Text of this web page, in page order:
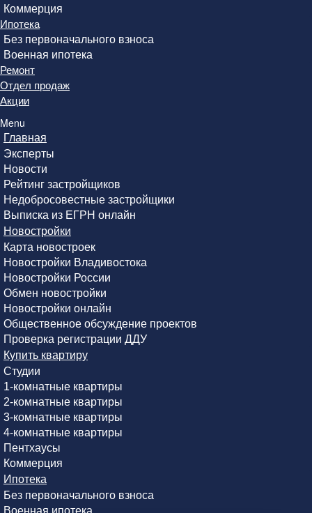
Коммерция
Ипотека
Без первоначального взноса
Военная ипотека
Ремонт
Отдел продаж
Акции
Menu
Главная
Эксперты
Новости
Рейтинг застройщиков
Недобросовестные застройщики
Выписка из ЕГРН онлайн
Новостройки
Карта новостроек
Новостройки Владивостока
Новостройки России
Обмен новостройки
Новостройки онлайн
Общественное обсуждение проектов
Проверка регистрации ДДУ
Купить квартиру
Студии
1-комнатные квартиры
2-комнатные квартиры
3-комнатные квартиры
4-комнатные квартиры
Пентхаусы
Коммерция
Ипотека
Без первоначального взноса
Военная ипотека